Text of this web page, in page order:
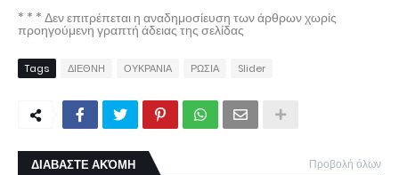
* * * Δεν επιτρέπεται η αναδημοσίευση των άρθρων χωρίς
προηγούμενη γραπτή άδειας της σελίδας
Tags ΔΙΕΘΝΗ ΟΥΚΡΑΝΙΑ ΡΩΣΙΑ Slider
ΔΙΑΒΑΣΤΕ ΑΚΌΜΗ Προβολή όλων